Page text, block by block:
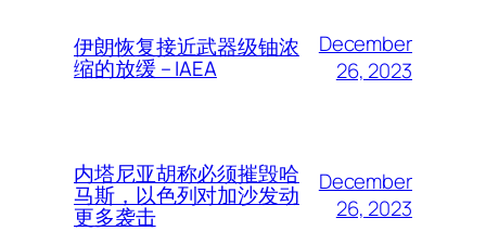
伊朗恢复接近武器级铀浓
缩的放缓 – IAEA
December
26, 2023
内塔尼亚胡称必须摧毁哈
马斯，以色列对加沙发动
更多袭击
December
26, 2023